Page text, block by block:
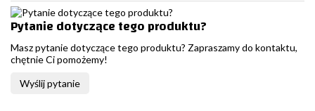
Pytanie dotyczące tego produktu?
Masz pytanie dotyczące tego produktu? Zapraszamy do kontaktu,
chętnie Ci pomożemy!
Wyślij pytanie